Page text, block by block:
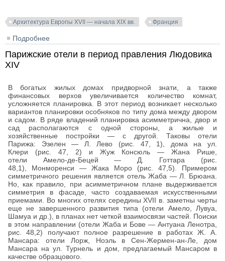
Архитектура Европы XVII — начала XIX вв. Франция
Подробнее
Парижские отели в период правления Людовика
XIV
В богатых жилых домах придворной знати, а также
финансовых верхов увеличивается количество комнат,
усложняется планировка. В этот период возникает несколько
вариантов планировки особняков по типу дома между двором
и садом. В ряде владений планировка асимметрична, двор и
сад располагаются с одной стороны, а жилые и
хозяйственные постройки — с другой. Таковы отели
Парижа: Эзелен — Л. Лево (рис. 47, 1), дома на ул.
Клери (рис. 47, 2) и Жуж Консюль — Жана Рише,
отели Амело-де-Бецей — Д. Готтара (рис.
48,1), Монморенси — Жака Моро (рис. 47,5). Примером
симметричного решения является отель Жаба — Л. Брюана.
Но, как правило, при асимметричном плане выдерживается
симметрия в фасаде, часто создаваемая искусственными
приемами. Во многих отелях середины XVII в. заметны черты
еще не завершенного развития типа (отели Амело, Лувуа,
Шамуа и др.), в планах нет четкой взаимосвязи частей. Поиски
в этом направлении (отели Жаба и Бове — Антуана Ленотра,
рис. 48,2) получают полное разрешение в работах Ж. А.
Мансара: отели Лорж, Ноэль в Сен-Жермен-ан-Ле, дом
Мансара на ул. Турнель и дом, предлагаемый Мансаром в
качестве образцового.